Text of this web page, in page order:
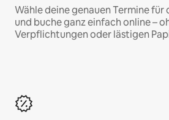
Wähle deine genauen Termine für
und buche ganz einfach online –
Verpflichtungen oder lästigen